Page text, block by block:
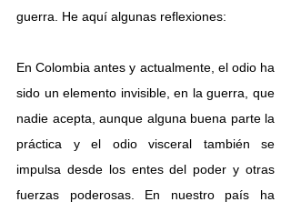
guerra. He aquí algunas reflexiones:
En Colombia antes y actualmente, el odio ha
sido un elemento invisible, en la guerra, que
nadie acepta, aunque alguna buena parte la
práctica y el odio visceral también se
impulsa desde los entes del poder y otras
fuerzas poderosas. En nuestro país ha